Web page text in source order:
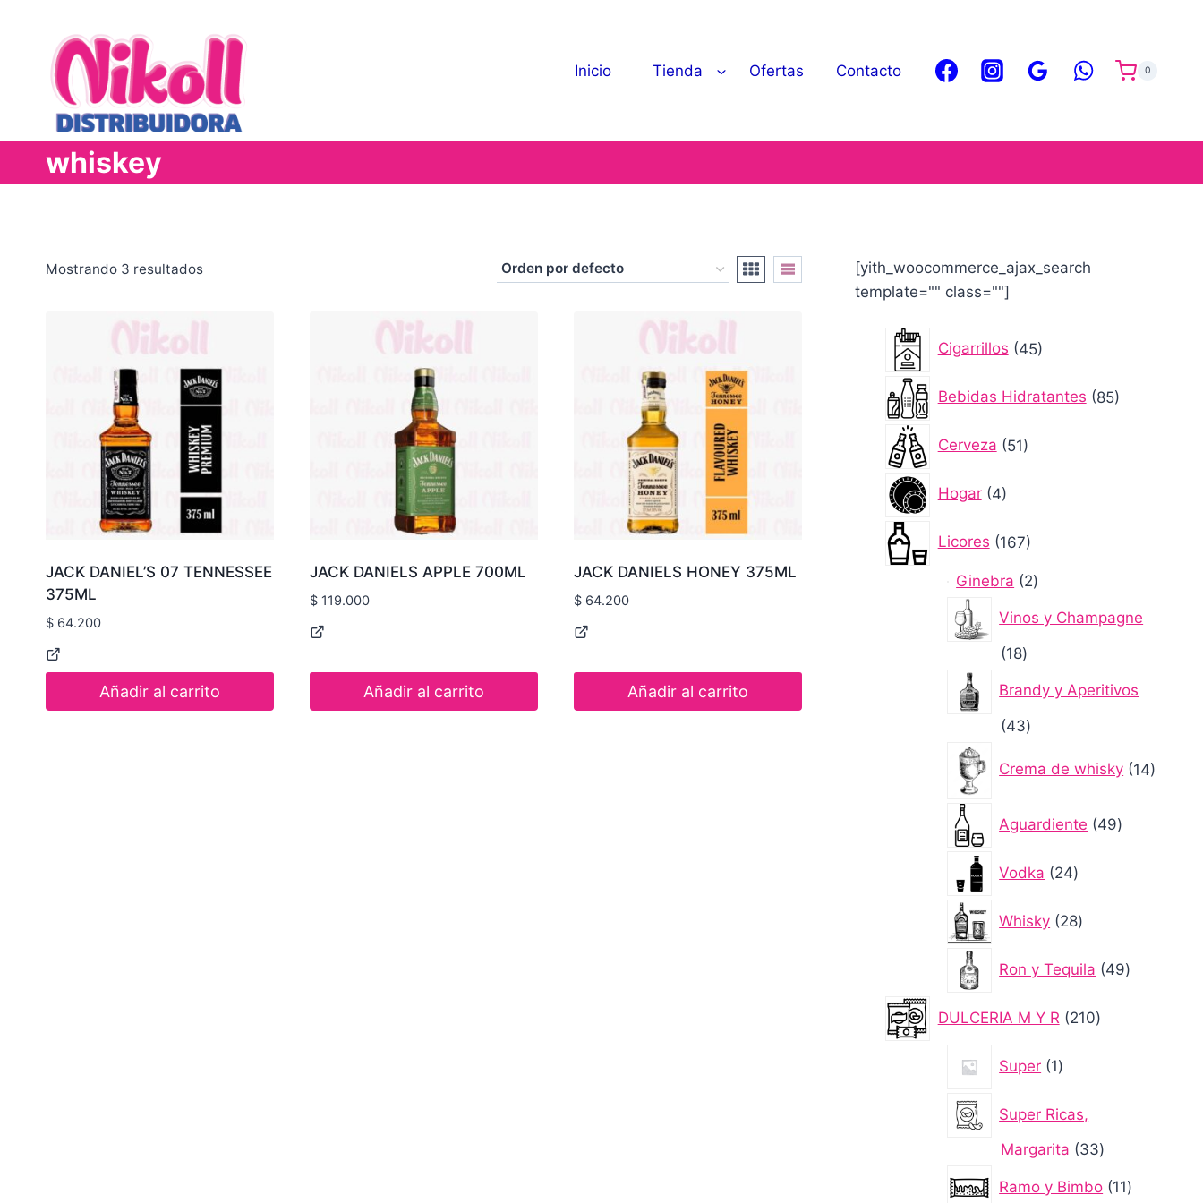
contenido
Inicio Tienda Ofertas Contacto 0
whiskey
Mostrando 3 resultados
JACK DANIEL’S 07 TENNESSEE
375ML
$ 64.200
Añadir al carrito
JACK DANIELS APPLE 700ML
$119.000
Añadir al carrito
JACK DANIELS HONEY 375ML
$64.200
Añadir al carrito
[yith_woocommerce_ajax_search
template="" class=""]
Cigarrillos 45
45
productos
Bebidas Hidratantes
85
85
productos
Cerveza
51
51
productos
Hogar
4
4
productos
Licores
167
167
productos
Ginebra
22
Vinos y Champagne
1818
Brandy y Aperitivos
4343
Crema de whisky 14
Aguardiente 49
productos
Vodka
24
productos
Whisky 28
productos
Ron y Tequila
49
productos
DULCERIA M Y R 210
productos
Super 1
producto
Super Ricas,
Margarita 3333
Ramo y Bimbo 11